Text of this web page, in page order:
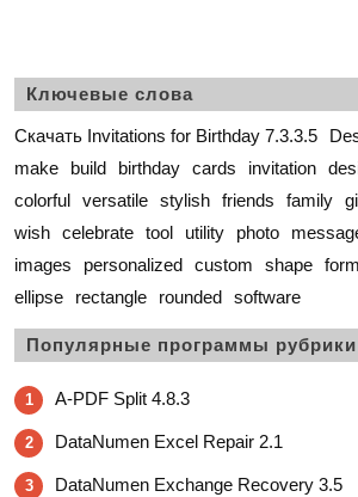
Ключевые слова
Скачать Invitations for Birthday 7.3.3.5
make
build birthday cards invitation
colorful versatile stylish friends family
wish celebrate tool utility photo
images
personalized custom shape
ellipse
rectangle rounded software
Популярные программы рубрики
1 A-PDF Split 4.8.3
2 DataNumen Excel Repair 2.1
3 DataNumen Exchange Recovery 3.5